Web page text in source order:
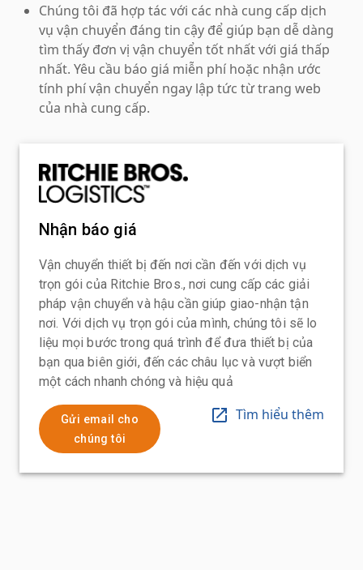
Chúng tôi đã hợp tác với các nhà cung cấp dịch
vụ vận chuyển đáng tin cậy để giúp bạn dễ dàng
tìm thấy đơn vị vận chuyển tốt nhất với giá thấp
nhất. Yêu cầu báo giá miễn phí hoặc nhận ước
tính phí vận chuyển ngay lập tức từ trang web
của nhà cung cấp.
Nhận báo giá
Vận chuyển thiết bị đến nơi cần đến với dịch vụ
trọn gói của Ritchie Bros., nơi cung cấp các giải
pháp vận chuyển và hậu cần giúp giao-nhận tận
nơi. Với dịch vụ trọn gói của mình, chúng tôi sẽ lo
liệu mọi bước trong quá trình để đưa thiết bị của
bạn qua biên giới, đến các châu lục và vượt biển
một cách nhanh chóng và hiệu quả
Gửi email cho
chúng tôi
Tìm hiểu thêm